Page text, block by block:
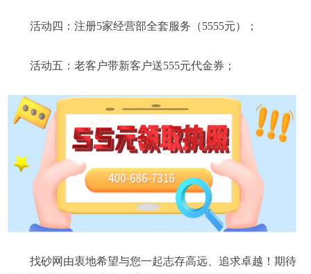
活动四：注册5家经营部全套服务（5555元）；
活动五：老客户带新客户送555元代金券；
找砂网由衷地希望与您一起志存高远、追求卓越！期待